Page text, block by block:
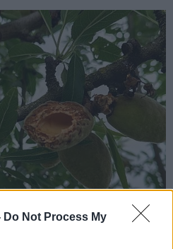
Do Not Process My